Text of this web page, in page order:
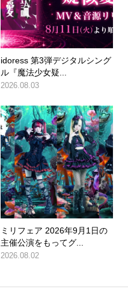
idoress 第3弾デジタルシング
ル『魔法少女疑...
2026.08.03
ミリフェア 2026年9月1日の
主催公演をもってグ...
2026.08.02